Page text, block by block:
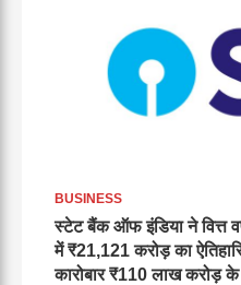
BUSINESS
स्टेट बैंक ऑफ इंडिया ने वित्त
में ₹21,121 करोड़ का
कारोबार ₹110 लाख करोड़ के